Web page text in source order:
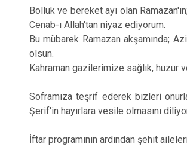
Bolluk ve bereket ayı olan
Cenab-ı Allah'tan niyaz ediyorum.
Bu mübarek Ramazan akşamında;
olsun.
Kahraman gazilerimize sağlık, huzur
Soframıza teşrif ederek bizleri
Şerif'in hayırlara vesile olmasını
İftar programının ardından şehit